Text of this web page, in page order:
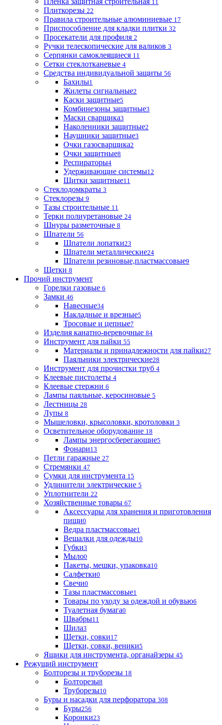
11
Плиткорезы 22
Правила строительные алюминиевые 17
Приспособление для кладки плитки 32
Просекатели для профиля 2
Ручки телескопические для валиков 3
Серпянки самоклеящиеся 11
Сетки стеклотканевые 4
Средства индивидуальной защиты 56
Бахилы1
Жилеты сигнальные2
Каски защитные5
Комбинезоны защитные3
Маски сварщика3
Наколенники защитные2
Наушники защитные3
Очки газосварщика2
Очки защитные8
Респираторы4
Удерживающие системы12
Щитки защитные11
Стеклодомкраты 3
Стеклорезы 9
Тазы строительные 11
Терки полиуретановые 24
Шнуры разметочные 8
Шпатели 56
Шпатели лопатки23
Шпатели металлические24
Шпатели резиновые,пластмассовые9
Щетки 8
Прочий инструмент
Горелки газовые 6
Замки 46
Навесные34
Накладные и врезные5
Тросовые и цепные7
Изделия канатно-веревочные 84
Инструмент для пайки 55
Материалы и принадлежности для пайки27
Паяльники электрические28
Инструмент для прочистки труб 4
Клеевые пистолеты 4
Клеевые стержни 6
Лампы паяльные, керосиновые 5
Лестницы 28
Лупы 8
Мышеловки, крысоловки, кротоловки 3
Осветительное оборудование 18
Лампы энергосберегающие5
Фонари13
Петли гаражные 27
Стремянки 47
Сумки для инструмента 15
Удлинители электрические 5
Уплотнители 22
Хозяйственные товары 67
Аксессуары для хранения и приготовления
пищи0
Ведра пластмассовые1
Вешалки для одежды10
Губки3
Мыло0
Пакеты, мешки, упаковка10
Салфетки0
Свечи0
Тазы пластмассовые1
Товары по уходу за одеждой и обувью6
Туалетная бумага0
Швабры11
Шила3
Щетки, совки17
Щетки, совки, веники5
Ящики для инструмента, органайзеры 45
Режущий инструмент
Болторезы и труборезы 18
Болторезы8
Труборезы10
Буры и насадки для перфоратора 308
Буры256
Коронки23